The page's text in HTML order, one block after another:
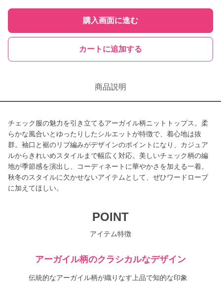
購入画面に進む
カートに追加する
商品説明
チェック服の魅力を引き立てるアーガイル柄ニットトップス。柔
らかな風合いとゆったりしたシルエットが特徴で、着心地は抜
群。袖口と裾のリブ編みがデザインのポイントになり、カジュア
ルからきれいめスタイルまで幅広く対応。美しいチェック柄の編
地が季節感を演出し、コーディネートに華やかさを加える一着。
秋冬のスタイルに欠かせないアイテムとして、ぜひワードローブ
に加えてほしい。
POINT
アイテム特徴
アーガイル柄のクラシカルなデザイン
伝統的なアーガイル柄が織りなす上品で知的な印象